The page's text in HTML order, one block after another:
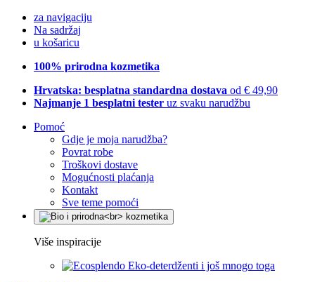
za navigaciju
Na sadržaj
u košaricu
100% prirodna kozmetika
Hrvatska: besplatna standardna dostava od € 49,90
Najmanje 1 besplatni tester uz svaku narudžbu
Pomoć
Gdje je moja narudžba?
Povrat robe
Troškovi dostave
Mogućnosti plaćanja
Kontakt
Sve teme pomoći
Više inspiracije
Eko-deterdženti i još mnogo toga